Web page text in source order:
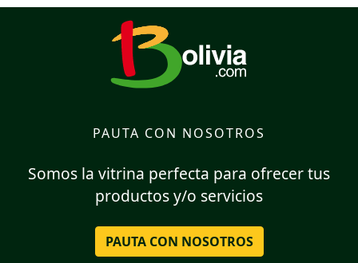
PAUTA CON NOSOTROS
Somos la vitrina perfecta para ofrecer tus
productos y/o servicios
PAUTA CON NOSOTROS